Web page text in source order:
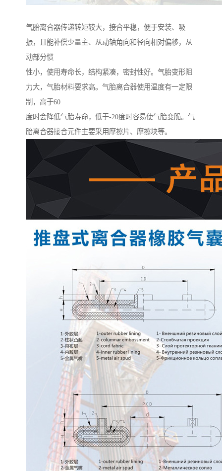
气胎离合器传递转矩较大，接合平稳，便于安装、吸
振，且能补偿少量主、从动轴角向和径向相对偏移，从
动部分惯
性小，使用寿命长，结构紧凑，密封性好。气胎变形阻
力大，气胎材料要求高。气胎离合器使用温度有一定限
制，高于60
度时会降低气胎寿命，低于-20度时容易使气胎变脆。气
胎离合器接合元件主要采用摩擦片、摩擦块等。